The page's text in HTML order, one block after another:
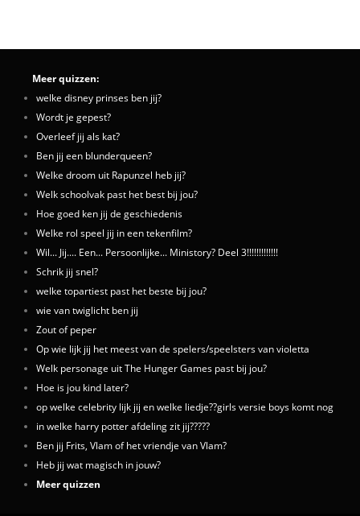
Meer quizzen:
welke disney prinses ben jij?
Wordt je gepest?
Overleef jij als kat?
Ben jij een blunderqueen?
Welke droom uit Rapunzel heb jij?
Welk schoolvak past het best bij jou?
Hoe goed ken jij de geschiedenis
Welke rol speel jij in een tekenfilm?
Wil... Jij.... Een... Persoonlijke... Ministory? Deel 3!!!!!!!!!!!!!
Schrik jij snel?
welke topartiest past het beste bij jou?
wie van twiglicht ben jij
Zout of peper
Op wie lijk jij het meest van de spelers/speelsters van violetta
Welk personage uit The Hunger Games past bij jou?
Hoe is jou kind later?
op welke celebrity lijk jij en welke liedje??girls versie boys komt nog
in welke harry potter afdeling zit jij?????
Ben jij Frits, Vlam of het vriendje van Vlam?
Heb jij wat magisch in jouw?
Meer quizzen